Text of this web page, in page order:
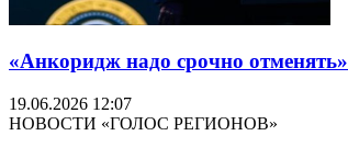
«Анкоридж надо срочно
19.06.2026 12:07
НОВОСТИ «ГОЛОС РЕГИОНОВ»